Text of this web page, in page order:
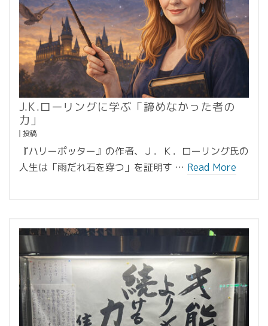
J.K.ローリングに学ぶ「諦めなかった者の
力」
投稿
『ハリーポッター』の作者、Ｊ．Ｋ．ローリング氏の
人生は「雨だれ石を穿つ」を証明す … Read More